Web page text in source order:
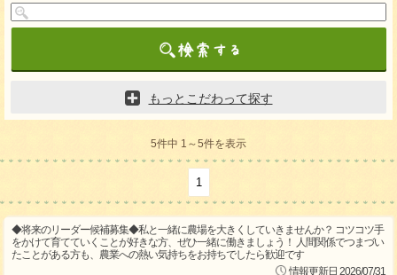
もっとこだわって探す
5件中 1～5件を表示
1
◆将来のリーダー候補募集◆私と一緒に農場を大きくしていきませんか？ コツコツ手
をかけて育てていくことが好きな方、ぜひ一緒に働きましょう！ 人間関係でつまづい
たことがある方も、農業への熱い気持ちをお持ちでしたら歓迎です
情報更新日 2026/07/31